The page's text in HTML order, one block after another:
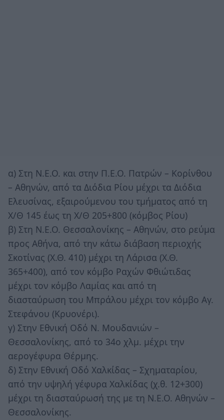
α) Στη Ν.Ε.Ο. και στην Π.Ε.Ο. Πατρών – Κορίνθου
– Αθηνών, από τα Διόδια Ρίου μέχρι τα Διόδια
Ελευσίνας, εξαιρούμενου του τμήματος από τη
Χ/Θ 145 έως τη Χ/Θ 205+800 (κόμβος Ρίου)
β) Στη Ν.Ε.Ο. Θεσσαλονίκης – Αθηνών, στο ρεύμα
προς Αθήνα, από την κάτω διάβαση περιοχής
Σκοτίνας (Χ.Θ. 410) μέχρι τη Λάρισα (Χ.Θ.
365+400), από τον κόμβο Ραχών Φθιώτιδας
μέχρι τον κόμβο Λαμίας και από τη
διασταύρωση του Μπράλου μέχρι τον κόμβο Αγ.
Στεφάνου (Κρυονέρι).
γ) Στην Εθνική Οδό Ν. Μουδανιών –
Θεσσαλονίκης, από το 34ο χλμ. μέχρι την
αερογέφυρα Θέρμης.
δ) Στην Εθνική Οδό Χαλκίδας – Σχηματαρίου,
από την υψηλή γέφυρα Χαλκίδας (χ.θ. 12+300)
μέχρι τη διασταύρωσή της με τη Ν.Ε.Ο. Αθηνών –
Θεσσαλονίκης.